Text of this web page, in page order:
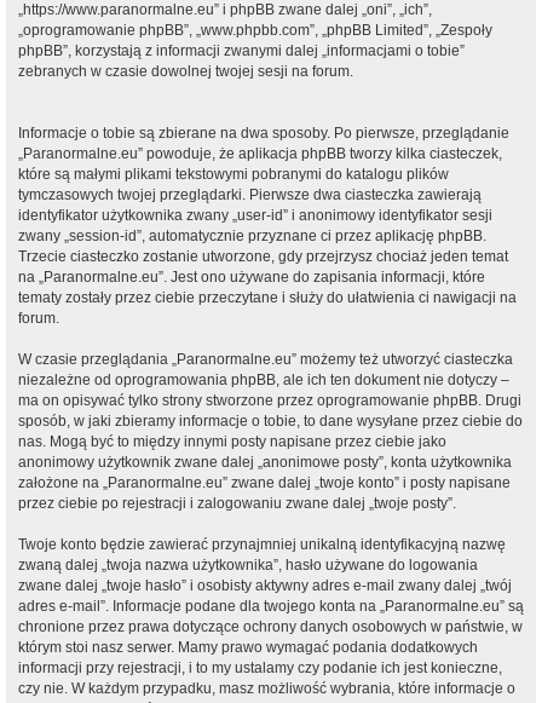
„https://www.paranormalne.eu” i phpBB zwane dalej „oni”, „ich”,
„oprogramowanie phpBB”, „www.phpbb.com”, „phpBB Limited”, „Zespoły
phpBB”, korzystają z informacji zwanymi dalej „informacjami o tobie”
zebranych w czasie dowolnej twojej sesji na forum.
Informacje o tobie są zbierane na dwa sposoby. Po pierwsze, przeglądanie
„Paranormalne.eu” powoduje, że aplikacja phpBB tworzy kilka ciasteczek,
które są małymi plikami tekstowymi pobranymi do katalogu plików
tymczasowych twojej przeglądarki. Pierwsze dwa ciasteczka zawierają
identyfikator użytkownika zwany „user-id” i anonimowy identyfikator sesji
zwany „session-id”, automatycznie przyznane ci przez aplikację phpBB.
Trzecie ciasteczko zostanie utworzone, gdy przejrzysz chociaż jeden temat
na „Paranormalne.eu”. Jest ono używane do zapisania informacji, które
tematy zostały przez ciebie przeczytane i służy do ułatwienia ci nawigacji na
forum.
W czasie przeglądania „Paranormalne.eu” możemy też utworzyć ciasteczka
niezależne od oprogramowania phpBB, ale ich ten dokument nie dotyczy –
ma on opisywać tylko strony stworzone przez oprogramowanie phpBB. Drugi
sposób, w jaki zbieramy informacje o tobie, to dane wysyłane przez ciebie do
nas. Mogą być to między innymi posty napisane przez ciebie jako
anonimowy użytkownik zwane dalej „anonimowe posty”, konta użytkownika
założone na „Paranormalne.eu” zwane dalej „twoje konto” i posty napisane
przez ciebie po rejestracji i zalogowaniu zwane dalej „twoje posty”.
Twoje konto będzie zawierać przynajmniej unikalną identyfikacyjną nazwę
zwaną dalej „twoja nazwa użytkownika”, hasło używane do logowania
zwane dalej „twoje hasło” i osobisty aktywny adres e-mail zwany dalej „twój
adres e-mail”. Informacje podane dla twojego konta na „Paranormalne.eu” są
chronione przez prawa dotyczące ochrony danych osobowych w państwie, w
którym stoi nasz serwer. Mamy prawo wymagać podania dodatkowych
informacji przy rejestracji, i to my ustalamy czy podanie ich jest konieczne,
czy nie. W każdym przypadku, masz możliwość wybrania, które informacje o